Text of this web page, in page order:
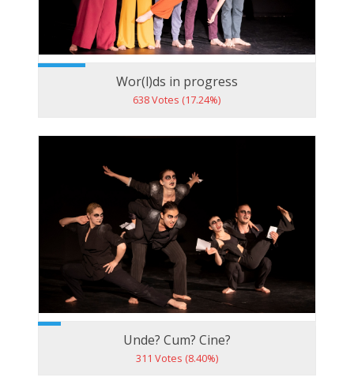
Wor(l)ds in progress
638 Votes (17.24%)
Unde? Cum? Cine?
311 Votes (8.40%)